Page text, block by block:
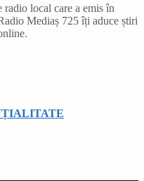
local care a emis în
Mediaș 725 îți aduce știri